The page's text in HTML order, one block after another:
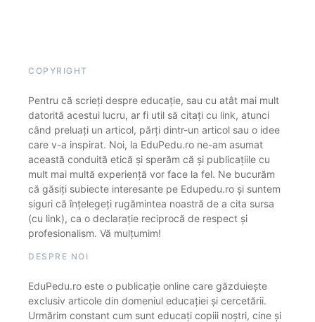
COPYRIGHT
Pentru că scrieți despre educație, sau cu atât mai mult
datorită acestui lucru, ar fi util să citați cu link, atunci
când preluați un articol, părți dintr-un articol sau o idee
care v-a inspirat. Noi, la EduPedu.ro ne-am asumat
această conduită etică și sperăm că și publicațiile cu
mult mai multă experiență vor face la fel. Ne bucurăm
că găsiți subiecte interesante pe Edupedu.ro și suntem
siguri că înțelegeți rugămintea noastră de a cita sursa
(cu link), ca o declarație reciprocă de respect și
profesionalism. Vă mulțumim!
DESPRE NOI
EduPedu.ro este o publicație online care găzduiește
exclusiv articole din domeniul educației și cercetării.
Urmărim constant cum sunt educați copiii noștri, cine și